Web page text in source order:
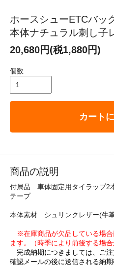
ホースシューETCバッ
本体ナチュラル刺し子
20,680円(税1,880円)
個数
カート
商品の説明
付属品 車体固定用タイラップ2
テープ
本体素材 シュリンクレザー(牛
※在庫商品が欠品している場合
ます。（時季により前後する場合
完成納期につきましては、ご
確認メールの後に送信される納